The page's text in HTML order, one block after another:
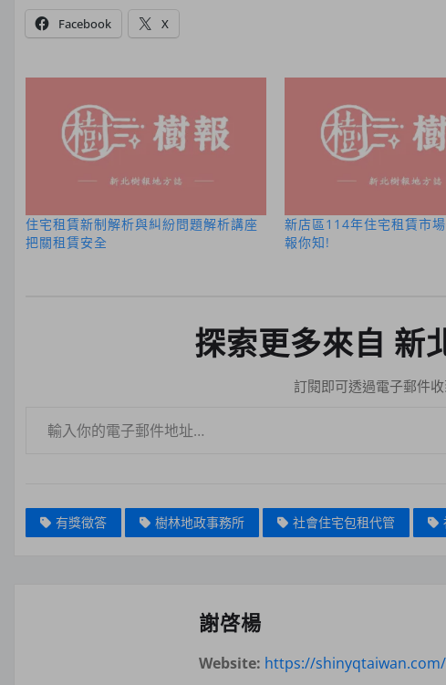
Facebook X
住宅租賃新制解析與糾紛問題解析講座
把關租賃安全
新店區114年住宅租賃市
報你知!
探索更多來自 新
訂閱即可透過電子郵件收
有獎徵答 樹林地政事務所 社會住宅包租代管
謝啓楊
Website: https://shinyqtaiwan.com/